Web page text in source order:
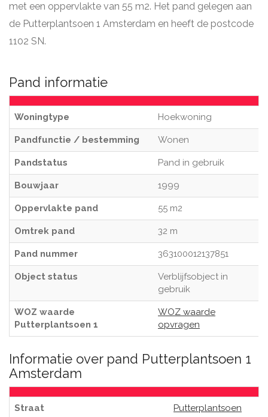
met een oppervlakte van 55 m2. Het pand gelegen aan
de Putterplantsoen 1 Amsterdam en heeft de postcode
1102 SN.
Pand informatie
Woningtype Hoekwoning
Pandfunctie / bestemming Wonen
Pandstatus Pand in gebruik
Bouwjaar 1999
Oppervlakte pand 55 m2
Omtrek pand 32 m
Pand nummer 363100012137851
Object status
Verblijfsobject in
gebruik
WOZ waarde
Putterplantsoen 1
WOZ waarde
opvragen
Informatie over pand Putterplantsoen 1
Amsterdam
Straat Putterplantsoen